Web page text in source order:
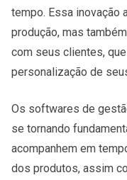
tempo. Essa inovação
produção, mas
com seus clientes,
personalização de
Os softwares de
se tornando
acompanhem em
dos produtos, assim